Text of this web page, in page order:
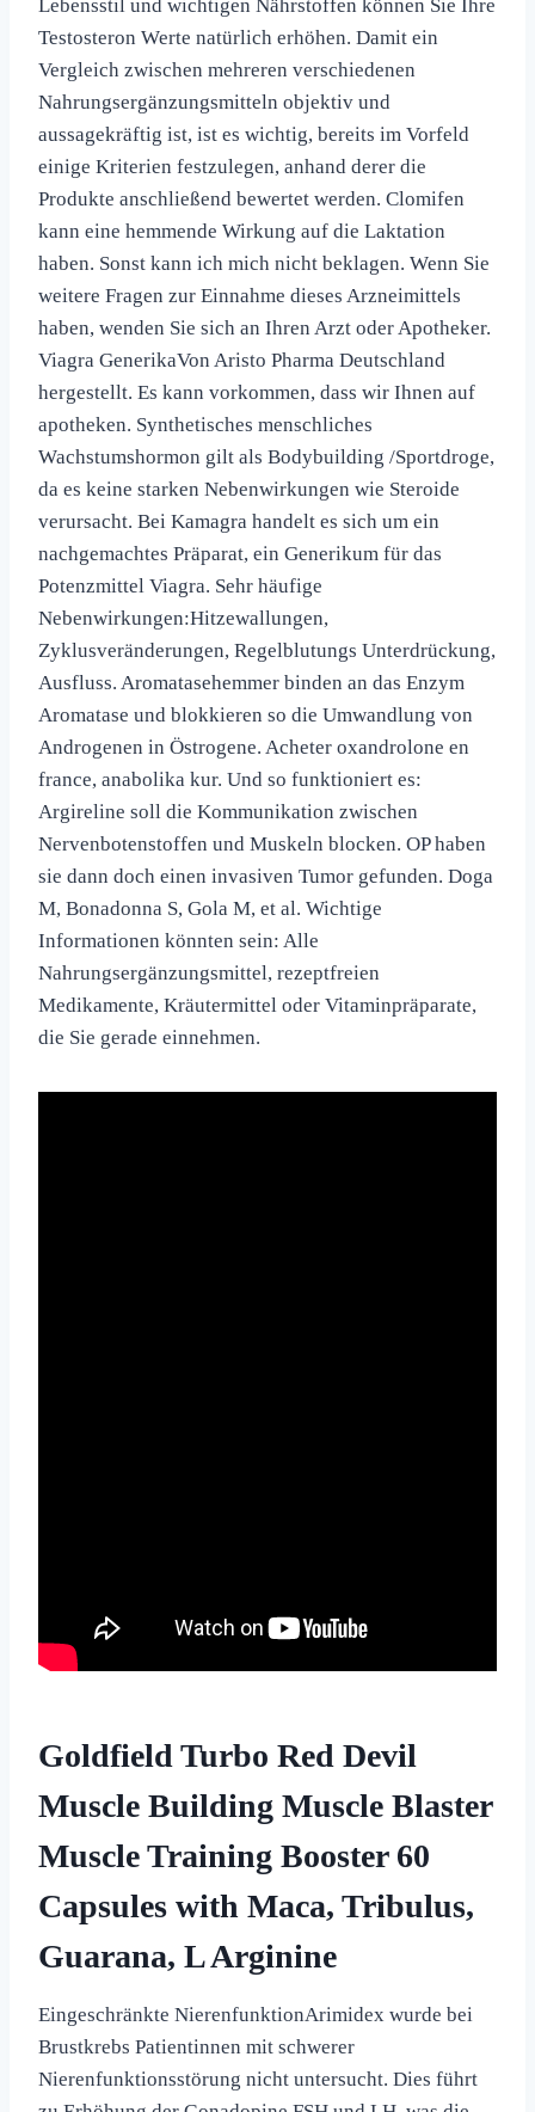
Lebensstil und wichtigen Nährstoffen können Sie Ihre
Testosteron Werte natürlich erhöhen. Damit ein
Vergleich zwischen mehreren verschiedenen
Nahrungsergänzungsmitteln objektiv und
aussagekräftig ist, ist es wichtig, bereits im Vorfeld
einige Kriterien festzulegen, anhand derer die
Produkte anschließend bewertet werden. Clomifen
kann eine hemmende Wirkung auf die Laktation
haben. Sonst kann ich mich nicht beklagen. Wenn Sie
weitere Fragen zur Einnahme dieses Arzneimittels
haben, wenden Sie sich an Ihren Arzt oder Apotheker.
Viagra GenerikaVon Aristo Pharma Deutschland
hergestellt. Es kann vorkommen, dass wir Ihnen auf
apotheken. Synthetisches menschliches
Wachstumshormon gilt als Bodybuilding /Sportdroge,
da es keine starken Nebenwirkungen wie Steroide
verursacht. Bei Kamagra handelt es sich um ein
nachgemachtes Präparat, ein Generikum für das
Potenzmittel Viagra. Sehr häufige
Nebenwirkungen:Hitzewallungen,
Zyklusveränderungen, Regelblutungs Unterdrückung,
Ausfluss. Aromatasehemmer binden an das Enzym
Aromatase und blokkieren so die Umwandlung von
Androgenen in Östrogene. Acheter oxandrolone en
france, anabolika kur. Und so funktioniert es:
Argireline soll die Kommunikation zwischen
Nervenbotenstoffen und Muskeln blocken. OP haben
sie dann doch einen inva­siv­en Tumor gefun­den. Doga
M, Bonadonna S, Gola M, et al. Wichtige
Informationen könnten sein: Alle
Nahrungsergänzungsmittel, rezeptfreien
Medikamente, Kräutermittel oder Vitaminpräparate,
die Sie gerade einnehmen.
Goldfield Turbo Red Devil
Muscle Building Muscle Blaster
Muscle Training Booster 60
Capsules with Maca, Tribulus,
Guarana, L Arginine
Eingeschränkte NierenfunktionArimidex wurde bei
Brustkrebs Patientinnen mit schwerer
Nierenfunktionsstörung nicht untersucht. Dies führt